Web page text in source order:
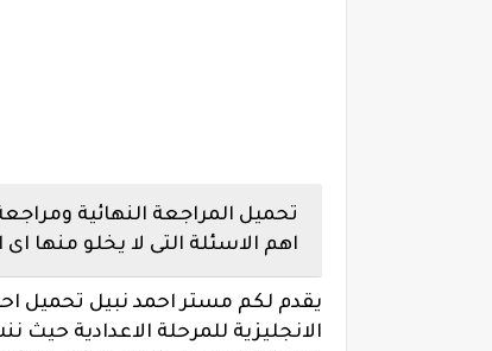
تحميل المراجعة النهائية ومراجعة
اهم الاسئلة التى لا يخلو منها اى
يقدم لكم مستر احمد نبيل تحميل
الانجليزية للمرحلة الاعدادية